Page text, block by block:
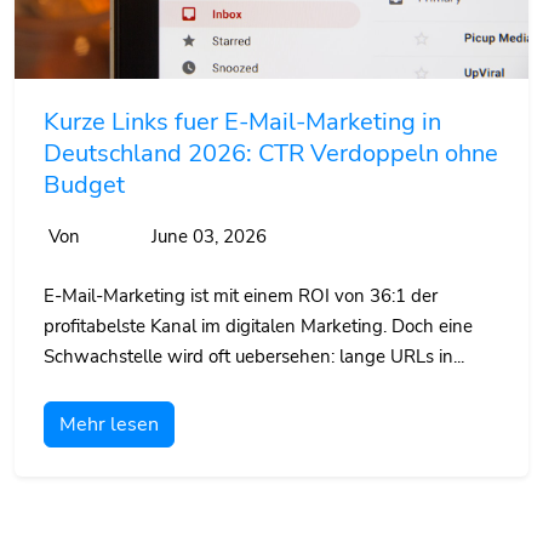
Kurze Links fuer E-Mail-Marketing in
Deutschland 2026: CTR Verdoppeln ohne
Budget
Von June 03, 2026
E-Mail-Marketing ist mit einem ROI von 36:1 der
profitabelste Kanal im digitalen Marketing. Doch eine
Schwachstelle wird oft uebersehen: lange URLs in...
Mehr lesen